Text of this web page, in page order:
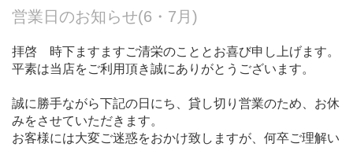
営業日のお知らせ(6・7月)
拝啓 時下ますますご清栄のこととお喜び申し上げます。
平素は当店をご利用頂き誠にありがとうございます。
誠に勝手ながら下記の日にち、貸し切り営業のため、お休
みをさせていただきます。
お客様には大変ご迷惑をおかけ致しますが、何卒ご理解い